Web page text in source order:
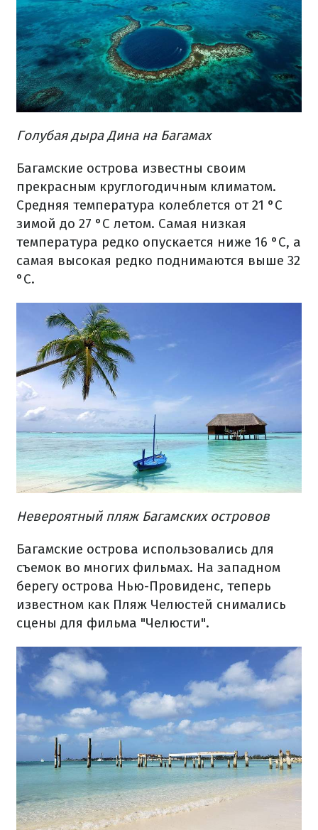
Голубая дыра Дина на Багамах
Багамские острова известны своим
прекрасным круглогодичным климатом.
Средняя температура колеблется от 21 °C
зимой до 27 °C летом. Самая низкая
температура редко опускается ниже 16 °C, а
самая высокая редко поднимаются выше 32
°C.
Невероятный пляж Багамских островов
Багамские острова использовались для
съемок во многих фильмах. На западном
берегу острова Нью-Провиденс, теперь
известном как Пляж Челюстей снимались
сцены для фильма "Челюсти".